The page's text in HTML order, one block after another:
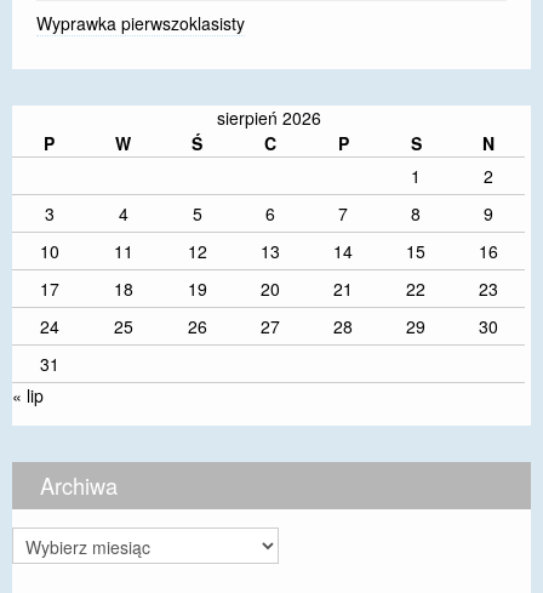
Wyprawka pierwszoklasisty
sierpień 2026
P
W Ś C P S
N
1
2
3
4 5 6 7 8
9
10
11 12 13 14 15
16
17
18 19 20 21 22
23
24
25 26 27 28 29
30
31
« lip
Archiwa
Archiwa